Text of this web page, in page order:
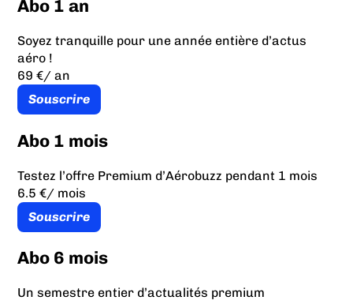
Abo 1 an
Soyez tranquille pour une année entière d’actus
aéro !
69 €/ an
Souscrire
Abo 1 mois
Testez l’offre Premium d’Aérobuzz pendant 1 mois
6.5 €/ mois
Souscrire
Abo 6 mois
Un semestre entier d’actualités premium